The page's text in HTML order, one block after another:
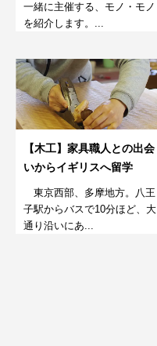
一緒に主催する、モノ・モノ
を紹介します。...
【木工】家具職人との出会
いからイギリスへ留学
東京西部、多摩地方。八王
子駅からバスで10分ほど、大
通り沿いにあ...